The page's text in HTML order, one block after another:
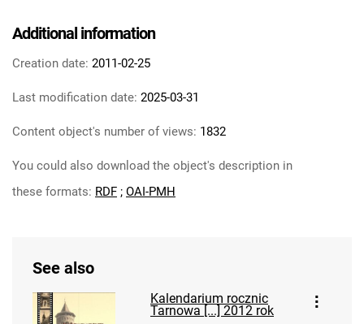
Additional information
Creation date: 2011-02-25
Last modification date: 2025-03-31
Content object's number of views: 1832
You could also download the object's description in
these formats: RDF ; OAI-PMH
See also
Kalendarium rocznic
Tarnowa [...] 2012 rok